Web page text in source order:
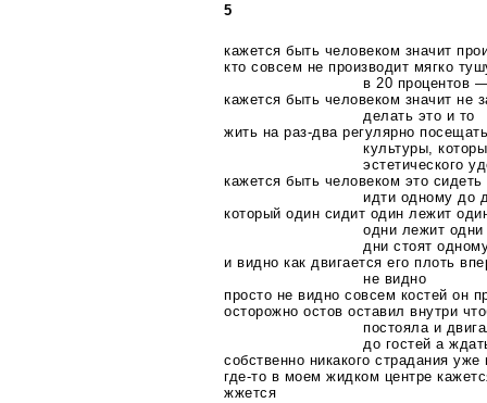
5
кажется быть человеком значит
кто совсем не производит мягко
в 20 процентов
кажется быть человеком значит не
делать это и то
жить нараз-дварегулярно
культуры,
эстетического
кажется быть человеком это
идти одному до
который один сидит один лежит
одни лежит одни
дни стоят
и видно как двигается его плоть
не видно
просто не видно совсем костей он
осторожно остов оставил внутри
постояла и
до гостей а
собственно никакого страдания
где-то в моем жидком центре
жжется